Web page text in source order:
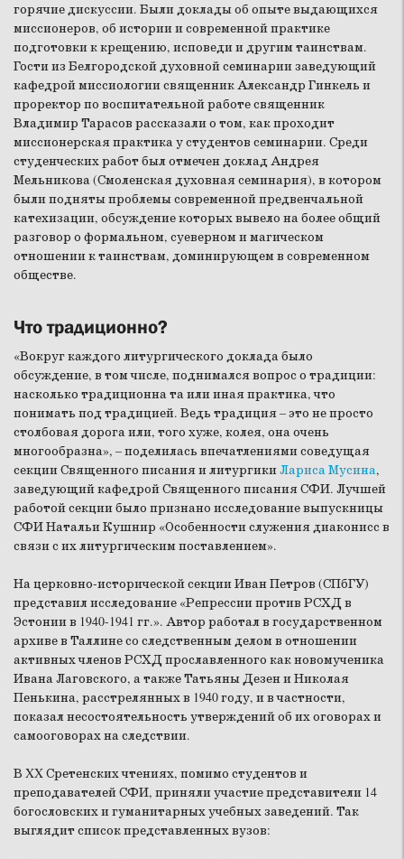
горячие дискуссии. Были доклады об опыте выдающихся
миссионеров, об истории и современной практике
подготовки к крещению, исповеди и другим таинствам.
Гости из Белгородской духовной семинарии заведующий
кафедрой миссиологии священник Александр Гинкель и
проректор по воспитательной работе священник
Владимир Тарасов рассказали о том, как проходит
миссионерская практика у студентов семинарии. Среди
студенческих работ был отмечен доклад Андрея
Мельникова (Смоленская духовная семинария), в котором
были подняты проблемы современной предвенчальной
катехизации, обсуждение которых вывело на более общий
разговор о формальном, суеверном и магическом
отношении к таинствам, доминирующем в современном
обществе.
Что традиционно?
«Вокруг каждого литургического доклада было
обсуждение, в том числе, поднимался вопрос о традиции:
насколько традиционна та или иная практика, что
понимать под традицией. Ведь традиция – это не просто
столбовая дорога или, того хуже, колея, она очень
многообразна», – поделилась впечатлениями соведущая
секции Священного писания и литургикиЛариса Мусина,
заведующий кафедрой Священного писания СФИ. Лучшей
работой секции было признано исследование выпускницы
СФИ Натальи Кушнир «Особенности служения диаконисс в
связи с их литургическим поставлением».
На церковно-исторической секции Иван Петров (СПбГУ)
представил исследование «Репрессии против РСХД в
Эстонии в 1940-1941 гг.». Автор работал в государственном
архиве в Таллине со следственным делом в отношении
активных членов РСХД прославленного как новомученика
Ивана Лаговского, а также Татьяны Дезен и Николая
Пенькина, расстрелянных в 1940 году, и в частности,
показал несостоятельность утверждений об их оговорах и
самооговорах на следствии.
В XX Сретенских чтениях, помимо студентов и
преподавателей СФИ, приняли участие представители 14
богословских и гуманитарных учебных заведений. Так
выглядит список представленных вузов: